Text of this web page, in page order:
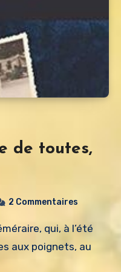
de toutes,
2 Commentaires
qui, à l’été
aux poignets, au